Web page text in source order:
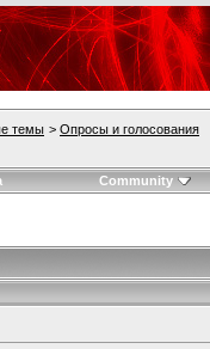
темы > Опросы и голосования
Community